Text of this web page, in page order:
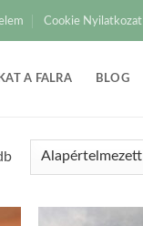
Cookie Nyilatkozat
A FALRA BLOG